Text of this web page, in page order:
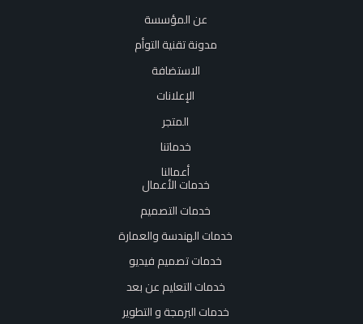
عن المؤسسة
مدونة تقنية التوأم
الاستضافة
الإعلانات
المتجر
خدماتنا
أعمالنا
خدمات الأعمال
خدمات التصميم
خدمات الهندسة والعمارة
خدمات تصميم فيديو
خدمات التعليم عن بعد
خدمات البرمجة و التطوير